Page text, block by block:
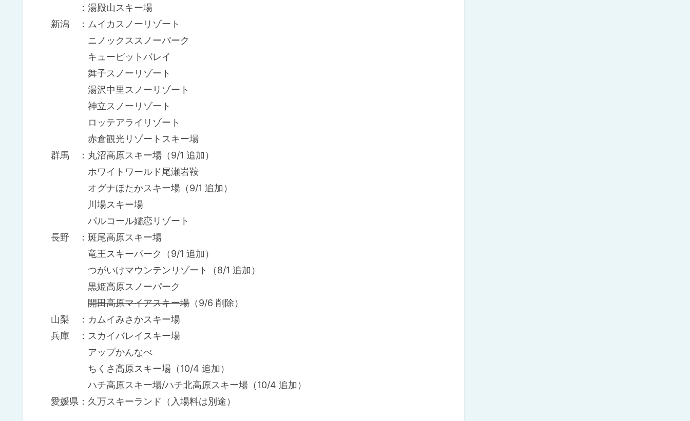
：湯殿山スキー場
新潟 ：ムイカスノーリゾート
ニノックススノーパーク
キューピットバレイ
舞子スノーリゾート
湯沢中里スノーリゾート
神立スノーリゾート
ロッテアライリゾート
赤倉観光リゾートスキー場
群馬 ：丸沼高原スキー場（9/1 追加）
ホワイトワールド尾瀬岩鞍
オグナほたかスキー場（9/1 追加）
川場スキー場
パルコール嬬恋リゾート
長野 ：斑尾高原スキー場
竜王スキーパーク（9/1 追加）
つがいけマウンテンリゾート（8/1 追加）
黒姫高原スノーパーク
開田高原マイアスキー場 （9/6 削除）
山梨 ：カムイみさかスキー場
兵庫 ：スカイバレイスキー場
アップかんなべ
ちくさ高原スキー場（10/4 追加）
ハチ高原スキー場/ハチ北高原スキー場（10/4 追加）
愛媛県：久万スキーランド（入場料は別途）